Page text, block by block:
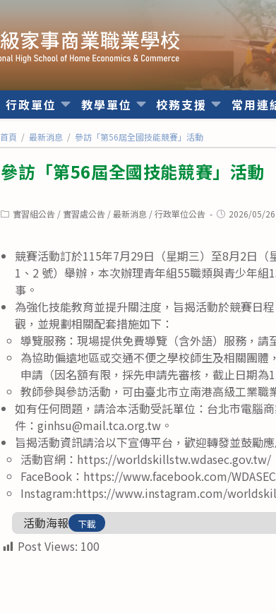
行政單位 教學單位 校務支援 常用連
首頁 / 最新消息 / 參訪「第56屆全國技能競賽」活動
參訪「第56屆全國技能競賽」活動
Post實習組公告 / 實習處公告 / 最新消息 / 行政單位公告
Post2026/05/26
競賽活動訂於115年7月29日（星期三）至8月2日
1、2 號）舉辦，本次辦理青年組55職類與青少年
事。
為強化技能教育並提升關注度，旨揭活動於競賽日
觀，並規劃相關配套措施如下：
導覽服務：現場提供免費導覽（含外語）服務，
為協助偏遠地區或交通不便之學校師生及相關團
申請（因名額有限，採先申請先審核，截止日期為
教師參與參訪活動，可由臺北市立南港高級工業職
如有任何問題，請洽本活動受託單位：台北市電腦
件：ginhsu@mail.tca.org.tw。
旨揭活動資訊請洽以下宣傳平台，歡迎轉發並鼓勵應
活動官網：https://worldskillstw.wdasec.gov.tw/
FaceBook：https://www.facebook.com/WDASEC
Instagram:https://www.instagram.com/
活動海報
下載
Post Views: 100